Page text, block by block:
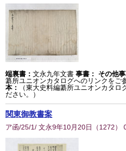
端裏書：文永九年文書 事書： その他事
纂所ユニオンカタログへのリンクをご
本：
（東大史料編纂所ユニオンカタロ
ださい。）
関東御教書案
ア函/25/1/ 文永9年10月20日 （1272）